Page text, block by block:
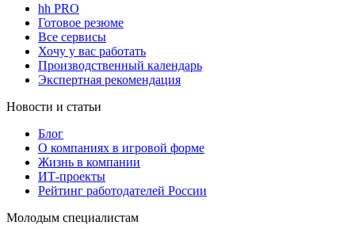
hh PRO
Готовое резюме
Все сервисы
Хочу у вас работать
Производственный календарь
Экспертная рекомендация
Новости и статьи
Блог
О компаниях в игровой форме
Жизнь в компании
ИТ-проекты
Рейтинг работодателей России
Молодым специалистам